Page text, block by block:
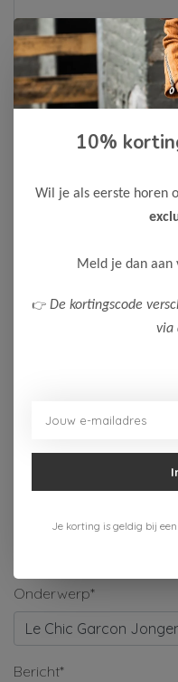
Over ons
Lees meer
Als je een klacht hebt
Whatsapp. We zullen
Neem contact
Onderwerp*
Bericht*
10%
Wil je als eerste horen
Meld je dan aan
👉 De kortingscode
via
Je korting is geldig bij